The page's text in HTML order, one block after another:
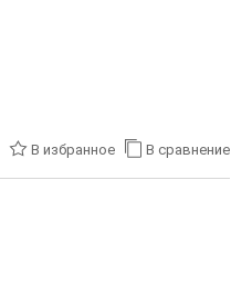
В избранное В сравнение